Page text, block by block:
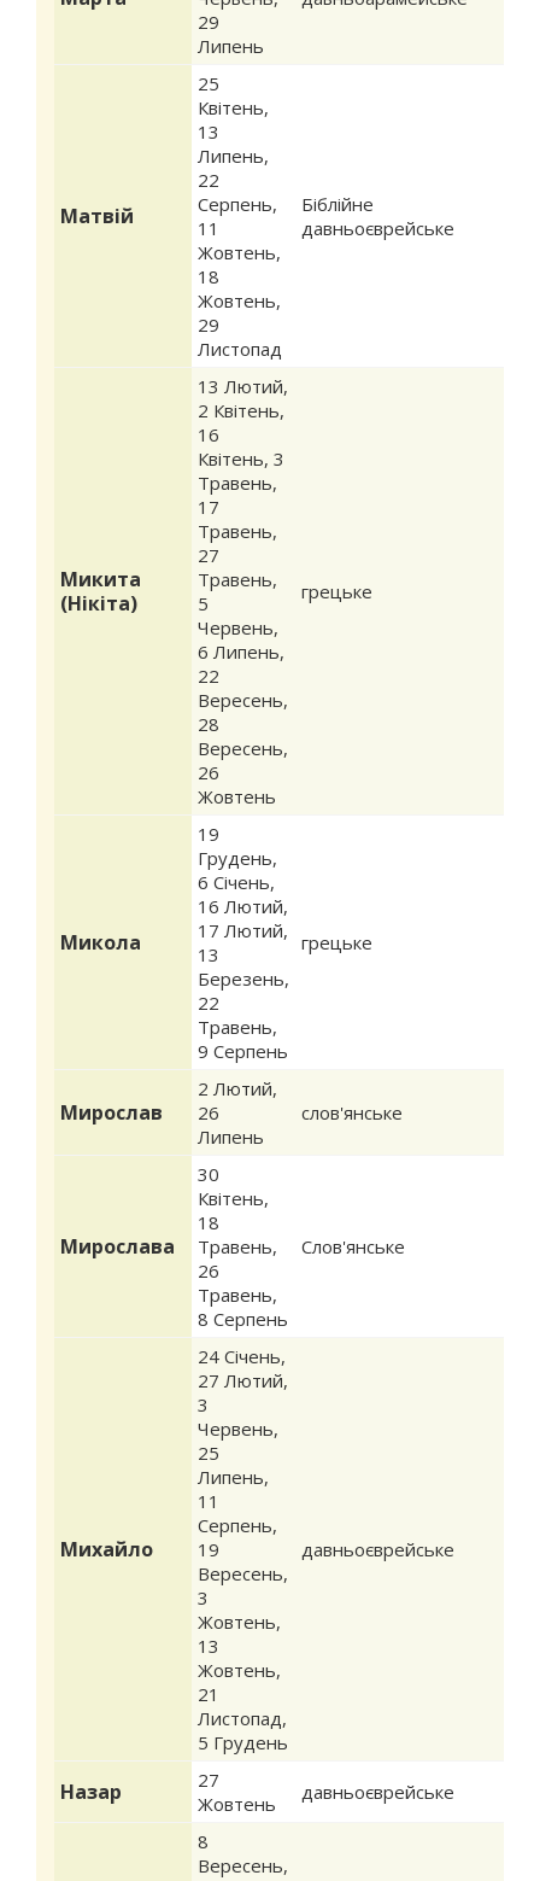
29
Липень
Матвій
25
Квітень,
13
Липень,
22
Серпень,
11
Жовтень,
18
Жовтень,
29
Листопад
Біблійне
давньоєврейське
Микита
(Нікіта)
13 Лютий,
2 Квітень,
16
Квітень, 3
Травень,
17
Травень,
27
Травень,
5
Червень,
6 Липень,
22
Вересень,
28
Вересень,
26
Жовтень
грецьке
Микола
19
Грудень,
6 Січень,
16 Лютий,
17 Лютий,
13
Березень,
22
Травень,
9 Серпень
грецьке
Мирослав
2 Лютий,
26
Липень
слов'янське
Мирослава
30
Квітень,
18
Травень,
26
Травень,
8 Серпень
Слов'янське
Михайло
24 Січень,
27 Лютий,
3
Червень,
25
Липень,
11
Серпень,
19
Вересень,
3
Жовтень,
13
Жовтень,
21
Листопад,
5 Грудень
давньоєврейське
Назар
27
Жовтень
давньоєврейське
8
Вересень,